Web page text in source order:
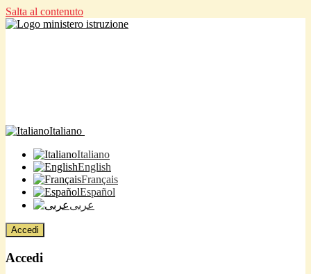
Salta al contenuto
Italiano
Italiano
English
Français
Español
عربى
Accedi
Accedi